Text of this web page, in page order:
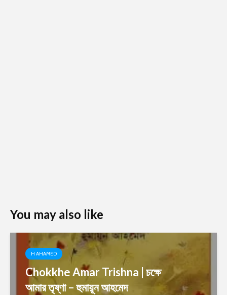
You may also like
H AHAMED
Chokkhe Amar Trishna | চক্ষে
আমার তৃষ্ণা – হুমায়ূন আহমেদ